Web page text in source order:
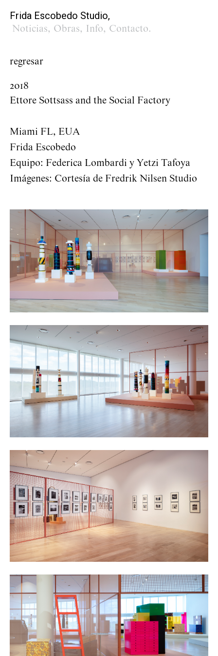
Frida Escobedo Studio,
Noticias, Obras, Info, Contacto.
regresar
2018
Ettore Sottsass and the Social Factory
Miami FL, EUA
Frida Escobedo
Equipo: Federica Lombardi y Yetzi Tafoya
Imágenes: Cortesía de Fredrik Nilsen Studio